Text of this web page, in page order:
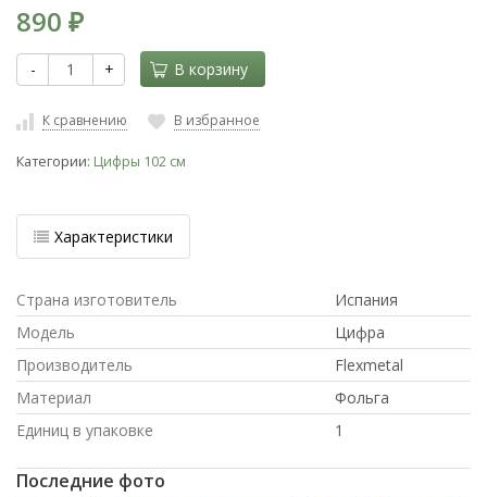
890 ₽
- + В корзину
К сравнению В избранное
Категории: Цифры 102 см
Характеристики
Страна изготовитель
Испания
Модель
Цифра
Производитель
Flexmetal
Материал
Фольга
Единиц в упаковке
1
Последние фото